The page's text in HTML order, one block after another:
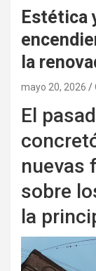
Estética
la
mayo 20, 2026
El
nuevas
sobre
la